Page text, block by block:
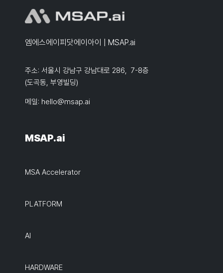
엠에스에이피닷에이아이 | MSAP.ai
주소: 서울시 강남구 강남대로 286, 7-8층
(도곡동, 부영빌딩)
메일: hello@msap.ai
MSAP.ai
MSA Accelerator
PLATFORM
AI
HARDWARE